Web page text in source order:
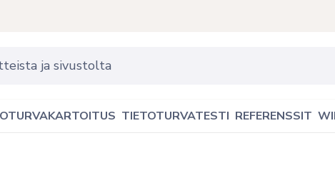
TIETOTURVATESTI REFERENSSIT